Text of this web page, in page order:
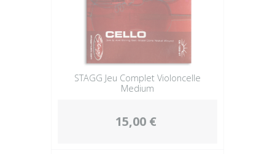
STAGG Jeu Complet Violoncelle
Medium
15,00 €